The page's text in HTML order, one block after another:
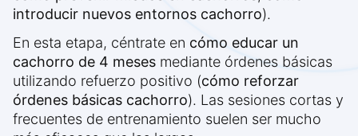
introducir nuevos entornos cachorro).
En esta etapa, céntrate en cómo educar un
cachorro de 4 meses mediante órdenes básicas
utilizando refuerzo positivo (cómo reforzar
órdenes básicas cachorro). Las sesiones cortas y
frecuentes de entrenamiento suelen ser mucho